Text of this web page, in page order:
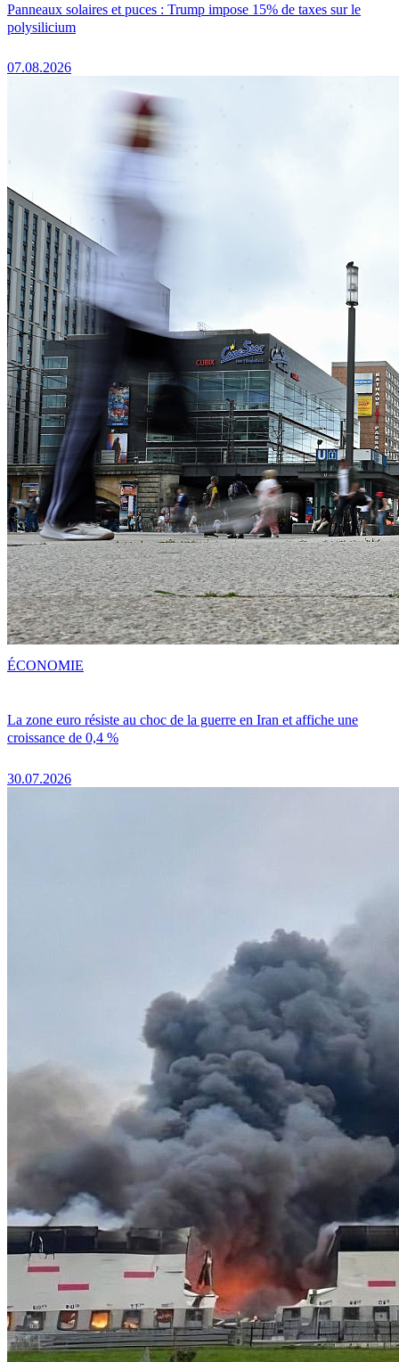
Panneaux solaires et puces : Trump impose 15% de taxes sur le
polysilicium
07.08.2026
La zone euro résiste au choc de la guerre en Iran et affiche une
croissance de 0,4 %
30.07.2026
ÉCONOMIE